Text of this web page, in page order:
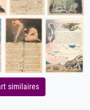
similaires